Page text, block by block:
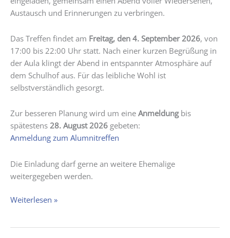
Austausch und Erinnerungen zu verbringen.
Das Treffen findet am Freitag, den 4. September 2026, von
17:00 bis 22:00 Uhr statt. Nach einer kurzen Begrüßung in
der Aula klingt der Abend in entspannter Atmosphäre auf
dem Schulhof aus. Für das leibliche Wohl ist
selbstverständlich gesorgt.
Zur besseren Planung wird um eine Anmeldungbis
spätestens 28. August 2026 gebeten:
Anmeldung zum Alumnitreffen
Die Einladung darf gerne an weitere Ehemalige
weitergegeben werden.
Alumnitreffen
Weiterlesen »